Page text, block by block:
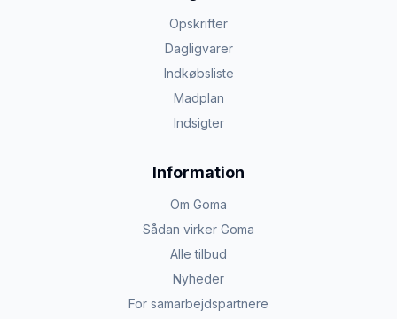
Opskrifter
Dagligvarer
Indkøbsliste
Madplan
Indsigter
Information
Om Goma
Sådan virker Goma
Alle tilbud
Nyheder
For samarbejdspartnere